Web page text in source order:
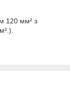
120 мм² з